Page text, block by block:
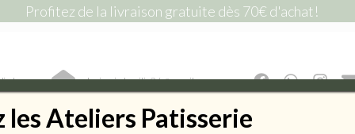
Profitez de la livraison gratuite dès 70€ d'achat!
! lepiceriedemilie26@gmail.com
les Ateliers Patisserie